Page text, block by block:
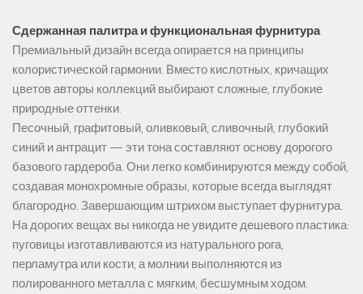
Сдержанная палитра и функциональная фурнитура
Премиальный дизайн всегда опирается на принципы
колористической гармонии. Вместо кислотных, кричащих
цветов авторы коллекций выбирают сложные, глубокие
природные оттенки.
Песочный, графитовый, оливковый, сливочный, глубокий
синий и антрацит — эти тона составляют основу дорогого
базового гардероба. Они легко комбинируются между собой,
создавая монохромные образы, которые всегда выглядят
благородно. Завершающим штрихом выступает фурнитура.
На дорогих вещах вы никогда не увидите дешевого пластика:
пуговицы изготавливаются из натурального рога,
перламутра или кости, а молнии выполняются из
полированного металла с мягким, бесшумным ходом.